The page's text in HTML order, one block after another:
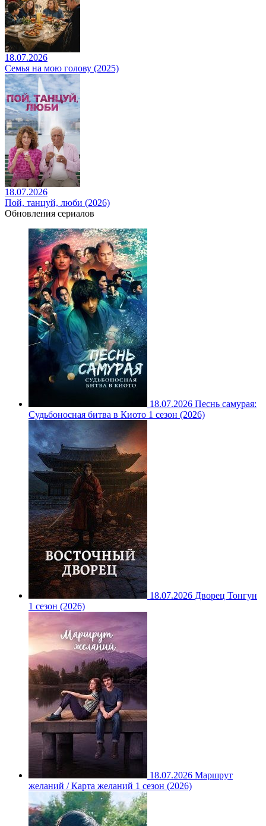
18.07.2026
Семья на мою голову (2025)
18.07.2026
Пой, танцуй, люби (2026)
Обновления сериалов
18.07.2026 Песнь самурая:
Судьбоносная битва в Киото 1 сезон (2026)
18.07.2026 Дворец Тонгун
1 сезон (2026)
18.07.2026 Маршрут
желаний / Карта желаний 1 сезон (2026)